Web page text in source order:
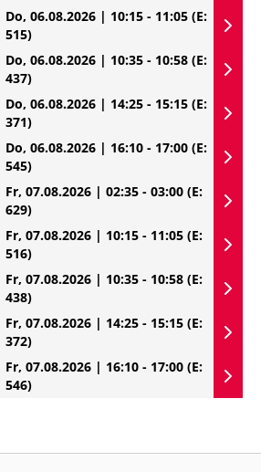
Do, 06.08.2026 | 10:15 - 11:05 (E:
515)
Do, 06.08.2026 | 10:35 - 10:58 (E:
437)
Do, 06.08.2026 | 14:25 - 15:15 (E:
371)
Do, 06.08.2026 | 16:10 - 17:00 (E:
545)
Fr, 07.08.2026 | 02:35 - 03:00 (E:
629)
Fr, 07.08.2026 | 10:15 - 11:05 (E:
516)
Fr, 07.08.2026 | 10:35 - 10:58 (E:
438)
Fr, 07.08.2026 | 14:25 - 15:15 (E:
372)
Fr, 07.08.2026 | 16:10 - 17:00 (E:
546)